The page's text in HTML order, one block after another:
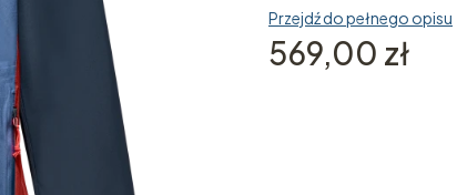
Przejdź do pełnego opisu
Cena
569,00 zł